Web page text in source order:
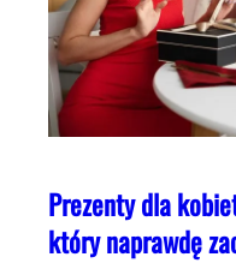
Prezenty dla
który naprawdę